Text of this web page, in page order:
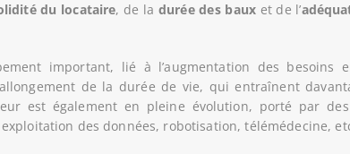
du locataire, de ladurée des bauxet de l’
important, lié à l’augmentation des besoins
de la durée de vie, qui entraînent
est également en pleine évolution, porté par
des données, robotisation, télémédecine,